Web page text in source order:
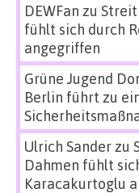
DEWFan zu
fühlt sich durch
angegriffen
Grüne Jugend
Berlin führt zu
Ulrich Sanderzu
Dahmen fühlt
Karacakurtoglu